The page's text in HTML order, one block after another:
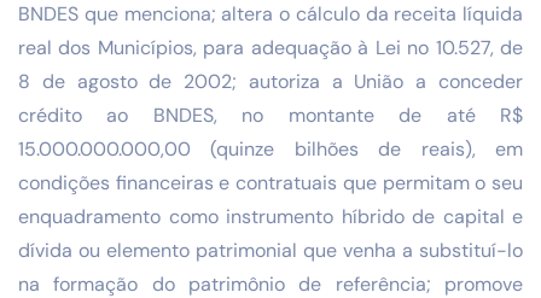
BNDES que menciona; altera o cálculo da receita líquida
real dos Municípios, para adequação à Lei no 10.527, de
8 de agosto de 2002; autoriza a União a conceder
crédito ao BNDES, no montante de até R$
15.000.000.000,00 (quinze bilhões de reais), em
condições financeiras e contratuais que permitam o seu
enquadramento como instrumento híbrido de capital e
dívida ou elemento patrimonial que venha a substituí-lo
na formação do patrimônio de referência; promove